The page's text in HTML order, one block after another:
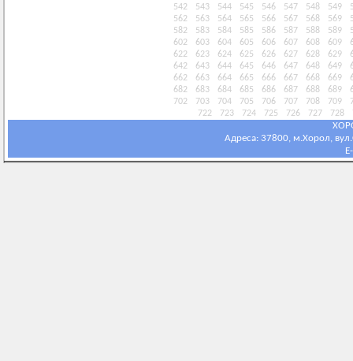
542
543 544 545 546 547 548 549
562
563 564 565 566 567 568 569
582
583 584 585 586 587 588 589
602
603 604 605 606 607 608 609
622
623 624 625 626 627 628 629
642
643 644 645 646 647 648 649
662
663 664 665 666 667 668 669
682
683 684 685 686 687 688 689
702
703 704 705 706 707 708 709
722
723 724 725 726 727 728
Адреса: 37800, м.Хорол,